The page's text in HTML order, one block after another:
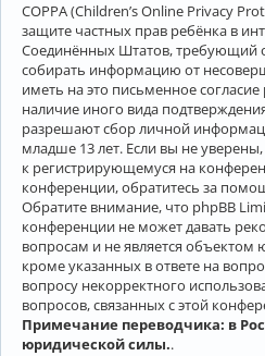
COPPA (Children’s Online Privacy
защите частных прав ребёнка в
Соединённых Штатов, требующий
собирать информацию от
иметь на это письменное
наличие иного вида
разрешают сбор личной
младше 13 лет. Если вы не
к регистрирующемуся на
конференции, обратитесь за
Обратите внимание, что phpBB
конференции не может давать
вопросам и не является
кроме указанных в ответе на
вопросу некорректного
вопросов, связанных с этой
Примечание переводчика: в
юридической силы..